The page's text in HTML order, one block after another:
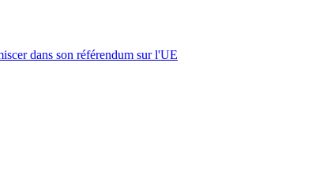
dans son référendum sur l'UE